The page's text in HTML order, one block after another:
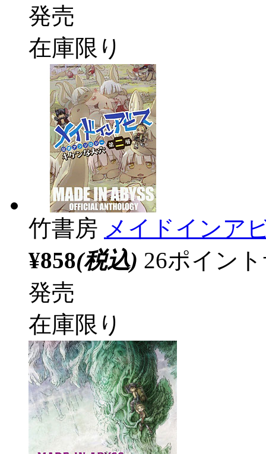
発売
在庫限り
竹書房 メイドインア
¥858(税込) 26ポイン
発売
在庫限り